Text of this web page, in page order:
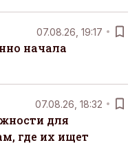
07.08.26, 19:17
начала
07.08.26, 18:32
для
где их ищет